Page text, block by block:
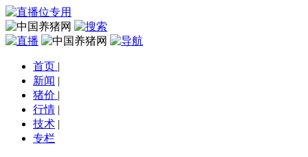
首页 |
新闻 |
猪价 |
行情 |
技术 |
专栏